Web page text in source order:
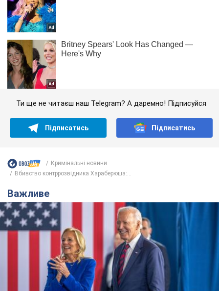
Ти ще не читаєш наш Telegram? А даремно! Підписуйся
Підписатись Підписатись
Кримінальні новини
Вбивство контррозвідника Хараберюша:...
Важливе